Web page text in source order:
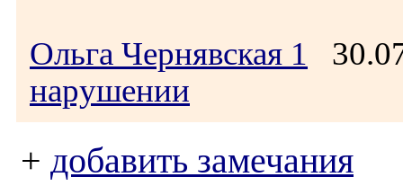
Ольга Чернявская 1
нарушении
+ добавить замечания